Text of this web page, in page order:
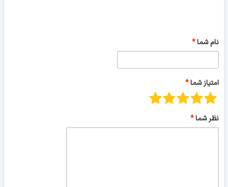
نام شما
امتیاز شما
نظر شما